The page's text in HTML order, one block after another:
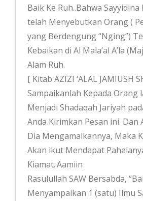
Baik Ke Ruh..Bahwa Sayyidina
telah Menyebutkan Orang (
yang Berdengung “Nging”)
Kebaikan di Al Mala’al A’la
Alam Ruh.
[ Kitab AZIZI ‘ALAL JAMIUSH
Sampaikanlah Kepada Orang
Menjadi Shadaqah Jariyah
Anda Kirimkan Pesan ini. Dan
Dia Mengamalkannya, Maka
Akan ikut Mendapat
Kiamat..Aamiin
Rasulullah SAW Bersabda,
Menyampaikan 1 (satu) Ilmu